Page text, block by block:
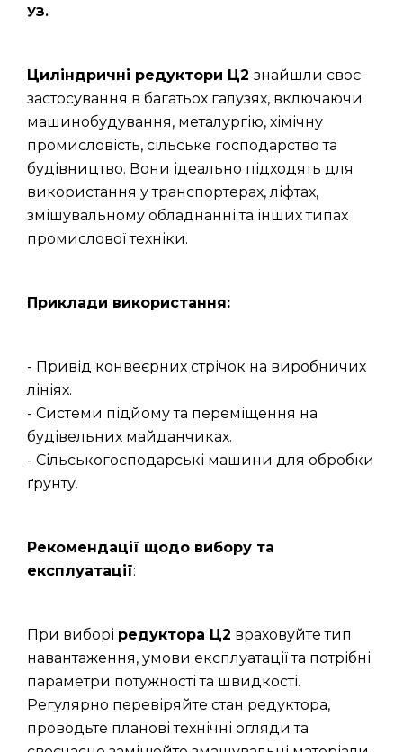
УЗ.
Циліндричні редуктори Ц2 знайшли своє
застосування в багатьох галузях, включаючи
машинобудування, металургію, хімічну
промисловість, сільське господарство та
будівництво. Вони ідеально підходять для
використання у транспортерах, ліфтах,
змішувальному обладнанні та інших типах
промислової техніки.
Приклади використання:
- Привід конвеєрних стрічок на виробничих
лініях.
- Системи підйому та переміщення на
будівельних майданчиках.
- Сільськогосподарські машини для обробки
ґрунту.
Рекомендації щодо вибору та
експлуатації:
При виборі редуктора Ц2 враховуйте тип
навантаження, умови експлуатації та потрібні
параметри потужності та швидкості.
Регулярно перевіряйте стан редуктора,
проводьте планові технічні огляди та